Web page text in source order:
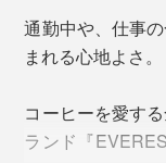
通勤中や、仕事
まれる心地よさ。
コーヒーを愛す
ランド『